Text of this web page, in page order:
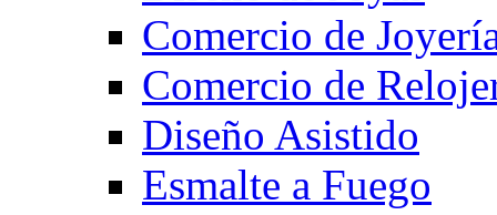
Comercio de
Comercio de
Diseño Asistido
Esmalte a Fuego